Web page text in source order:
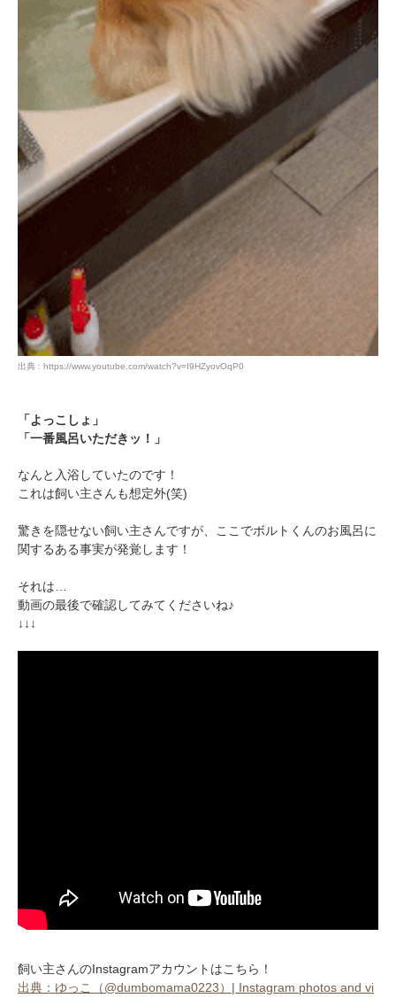
出典 : https://www.youtube.com/watch?v=I9HZyovOqP0
「よっこしょ」
「一番風呂いただきッ！」
なんと入浴していたのです！
これは飼い主さんも想定外(笑)
驚きを隠せない飼い主さんですが、ここでボルトくんのお風呂に
関するある事実が発覚します！
それは…
動画の最後で確認してみてくださいね♪
↓↓↓
飼い主さんのInstagramアカウントはこちら！
出典：ゆっこ（@dumbomama0223）| Instagram photos and vi
PECOアプリをダウンロード済みの方